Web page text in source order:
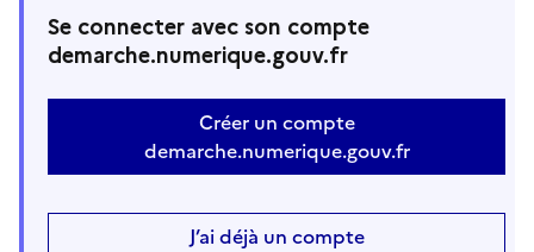
Se connecter avec son compte
demarche.numerique.gouv.fr
Créer un compte
demarche.numerique.gouv.fr
J’ai déjà un compte